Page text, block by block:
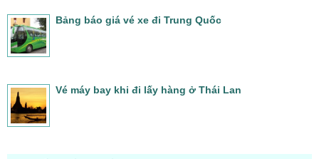
Bảng báo giá vé xe đi Trung Quốc
Vé máy bay khi đi lấy hàng ở Thái Lan